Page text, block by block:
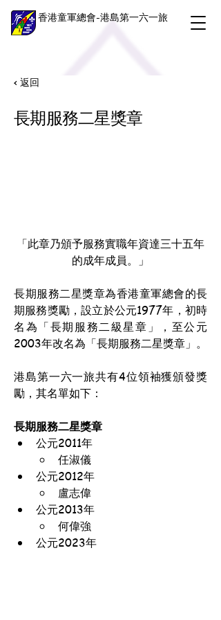
香港童軍總會-港島第一六一旅
< 返回
長期服務二星獎章
「此章乃頒予服務實職年資達三十五年
的成年成員。」
長期服務二星獎章為香港童軍總會的長
期服務獎勵，設立於公元1977年，初時
名為「長期服務二級星章」，至公元
2003年改名為「長期服務二星獎章」。
港島第一六一旅共有4位領袖獲頒發獎
勵，其名單如下：
長期服務二星獎章
公元2011年
任淑儀
公元2012年
盧志偉
公元2013年
何偉強
公元2023年